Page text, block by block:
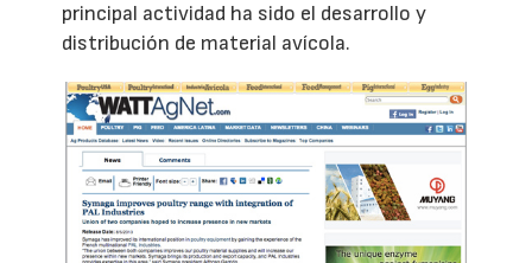
principal actividad ha sido el desarrollo y
distribución de material avícola.